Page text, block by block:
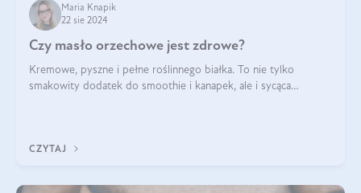
Maria Knapik
22 sie 2024
Czy masło orzechowe jest zdrowe?
Kremowe, pyszne i pełne roślinnego białka. To nie tylko
smakowity dodatek do smoothie i kanapek, ale i sycąca
CZYTAJ